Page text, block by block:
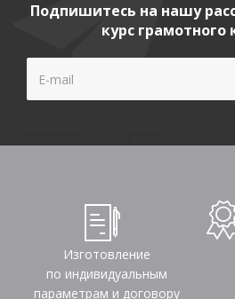
Подпишитесь на нашу
курс грамотного
Изготовление
по индивидуальным
параметрам и договору